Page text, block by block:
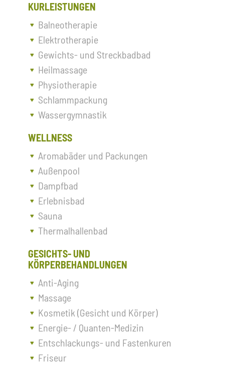
KURLEISTUNGEN
Balneotherapie
Elektrotherapie
Gewichts- und Streckbadbad
Heilmassage
Physiotherapie
Schlammpackung
Wassergymnastik
WELLNESS
Aromabäder und Packungen
Außenpool
Dampfbad
Erlebnisbad
Sauna
Thermalhallenbad
GESICHTS- UND
KÖRPERBEHANDLUNGEN
Anti-Aging
Massage
Kosmetik (Gesicht und Körper)
Energie- / Quanten-Medizin
Entschlackungs- und Fastenkuren
Friseur